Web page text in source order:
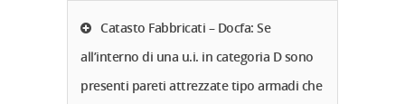
Catasto Fabbricati – Docfa: Se
all’interno di una u.i. in categoria D sono
presenti pareti attrezzate tipo armadi che